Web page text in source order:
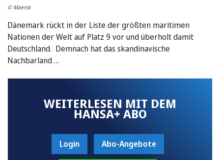
© Maersk
Dänemark rückt in der Liste der größten maritimen
Nationen der Welt auf Platz 9 vor und überholt damit
Deutschland. Demnach hat das skandinavische
Nachbarland …
WEITERLESEN MIT DEM
HANSA+ ABO
Login Abo-Angebote